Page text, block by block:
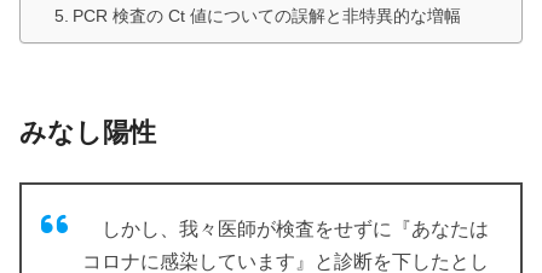
PCR 検査の Ct 値についての誤解と非特異的な増幅
みなし陽性
しかし、我々医師が検査をせずに『あなたは
コロナに感染しています』と診断を下したとし